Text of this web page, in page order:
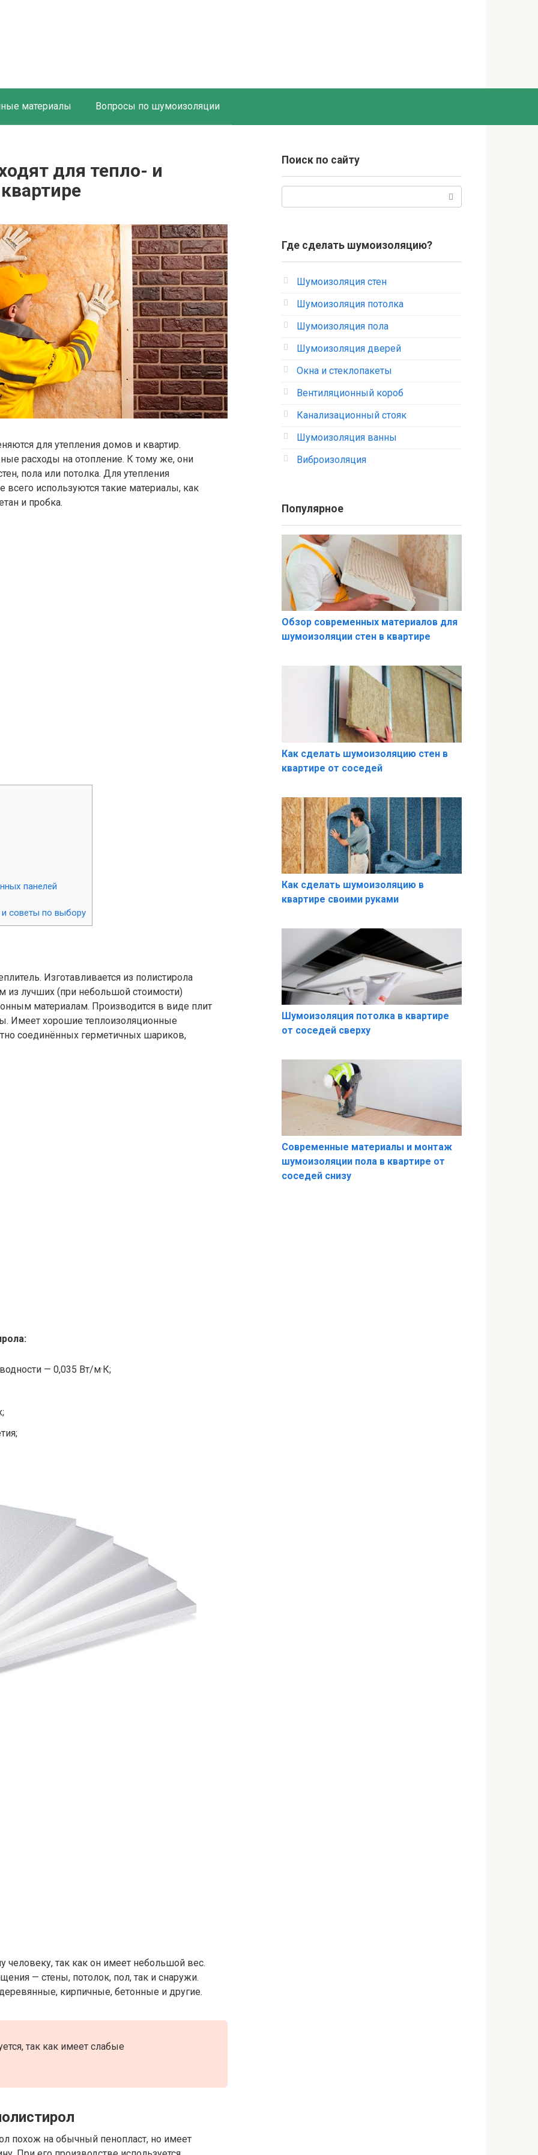
материалы Вопросы по шумоизоляции
для тепло- и
для утепления домов и квартир.
расходы на отопление. К тому же, они
пола или потолка. Для утепления
используются такие материалы, как
и пробка.
панелей
и советы по выбору
Изготавливается из полистирола
из лучших (при небольшой стоимости)
материалам. Производится в виде плит
Имеет хорошие теплоизоляционные
соединённых герметичных шариков,
— 0,035 Вт/м·К;
человеку, так как он имеет небольшой вес.
— стены, потолок, пол, так и снаружи.
кирпичные, бетонные и другие.
так как имеет слабые
похож на обычный пенопласт, но имеет
Поиск по сайту
Где сделать шумоизоляцию?
Шумоизоляция стен
Шумоизоляция потолка
Шумоизоляция пола
Шумоизоляция дверей
Окна и стеклопакеты
Вентиляционный короб
Канализационный стояк
Шумоизоляция ванны
Виброизоляция
Популярное
Обзор современных материалов для
шумоизоляции стен в квартире
Как сделать шумоизоляцию стен в
квартире от соседей
Как сделать шумоизоляцию в
квартире своими руками
Шумоизоляция потолка в квартире
от соседей сверху
Современные материалы и монтаж
шумоизоляции пола в квартире от
соседей снизу